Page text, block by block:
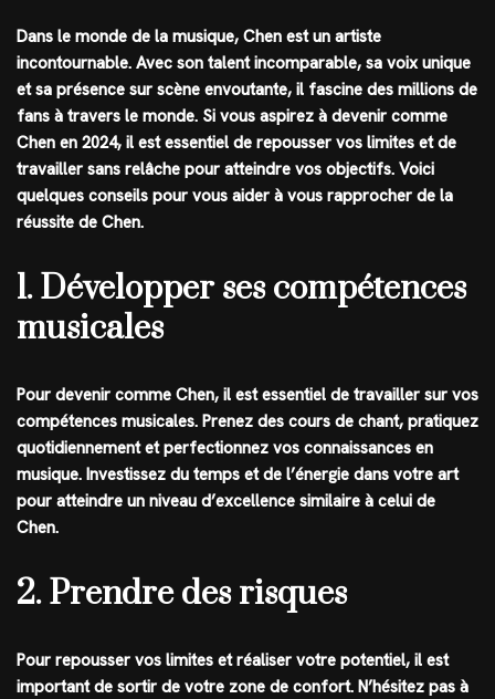
Dans le monde de la musique, Chen est un artiste
incontournable. Avec son talent incomparable, sa voix unique
et sa présence sur scène envoutante, il fascine des millions de
fans à travers le monde. Si vous aspirez à devenir comme
Chen en 2024, il est essentiel de repousser vos limites et de
travailler sans relâche pour atteindre vos objectifs. Voici
quelques conseils pour vous aider à vous rapprocher de la
réussite de Chen.
1. Développer ses compétences
musicales
Pour devenir comme Chen, il est essentiel de travailler sur vos
compétences musicales. Prenez des cours de chant, pratiquez
quotidiennement et perfectionnez vos connaissances en
musique. Investissez du temps et de l’énergie dans votre art
pour atteindre un niveau d’excellence similaire à celui de
Chen.
2. Prendre des risques
Pour repousser vos limites et réaliser votre potentiel, il est
important de sortir de votre zone de confort. N’hésitez pas à